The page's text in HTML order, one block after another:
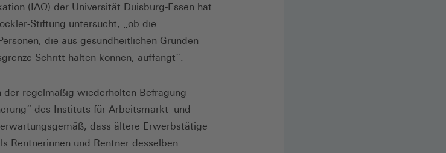
(IAQ) der Universität Duisburg-Essen hat
Stiftung untersucht, „ob die
die aus gesundheitlichen Gründen
Schritt halten können, auffängt“.
der regelmäßig wiederholten Befragung
des Instituts für Arbeitsmarkt- und
dass ältere Erwerbstätige
Rentnerinnen und Rentner desselben